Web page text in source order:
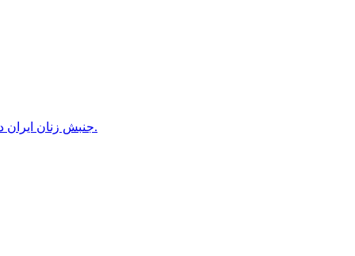
جنبش زنان ایران در دوران محمدرضاشاه، بخش سوم – سازمان زنان در کنترل مردان! پس از کودتای ۱۳۳۲ دولت کنترل سازمان زنان را بدست گرفت.